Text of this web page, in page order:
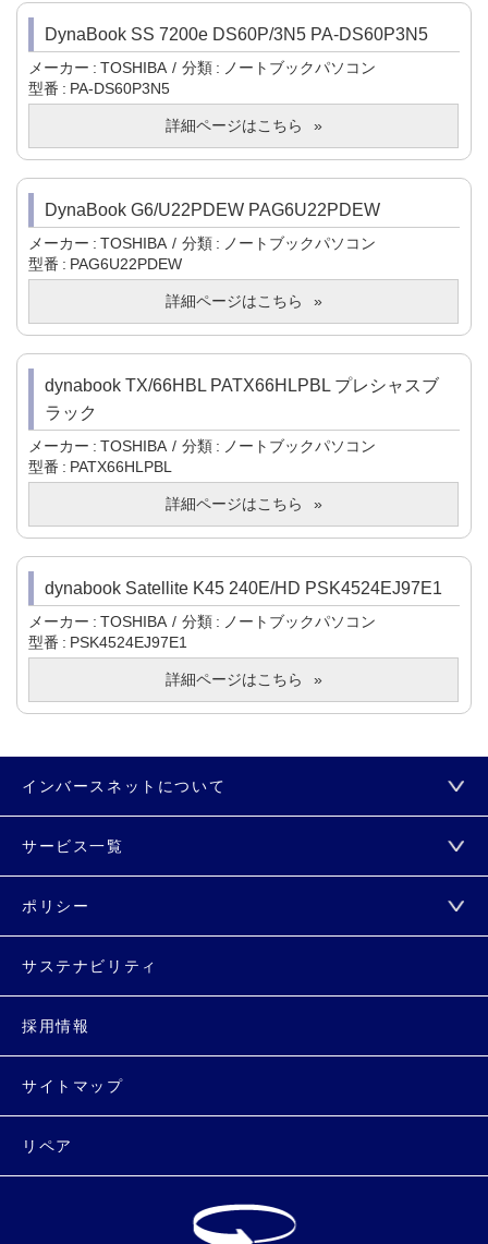
DynaBook SS 7200e DS60P/3N5 PA-DS60P3N5
メーカー TOSHIBA 分類
ノートブックパソコン
型番
PA-DS60P3N5
詳細ページはこちら
DynaBook G6/U22PDEW PAG6U22PDEW
メーカー TOSHIBA 分類
ノートブックパソコン
型番
PAG6U22PDEW
詳細ページはこちら
dynabook TX/66HBL PATX66HLPBL プレシャスブ
ラック
メーカー TOSHIBA 分類
ノートブックパソコン
型番
PATX66HLPBL
詳細ページはこちら
dynabook Satellite K45 240E/HD PSK4524EJ97E1
メーカー TOSHIBA 分類
ノートブックパソコン
型番
PSK4524EJ97E1
詳細ページはこちら
インバースネットについて
サービス一覧
ポリシー
サステナビリティ
採用情報
サイトマップ
リペア